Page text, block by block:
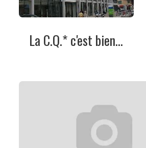
La C.Q.* c'est bien...